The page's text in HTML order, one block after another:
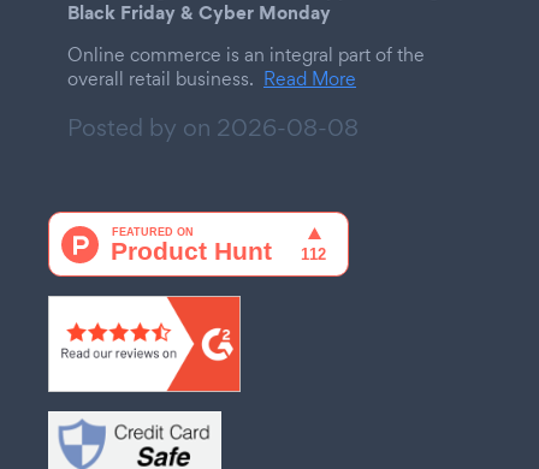
Black Friday & Cyber Monday
Online commerce is an integral part of the
overall retail business. Read More
Posted by on 2026-08-08